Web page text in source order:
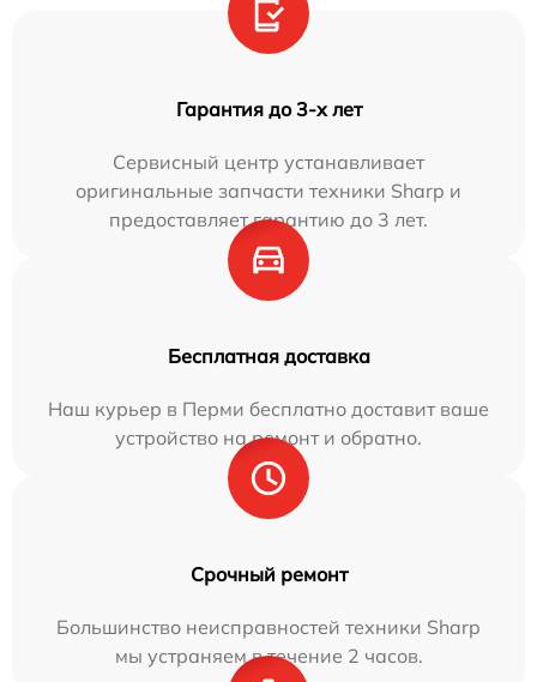
Гарантия до 3-х лет
Сервисный центр устанавливает
оригинальные запчасти техники Sharp и
предоставляет гарантию до 3 лет.
Бесплатная доставка
Наш курьер в Перми бесплатно доставит ваше
устройство на ремонт и обратно.
Срочный ремонт
Большинство неисправностей техники Sharp
мы устраняем в течение 2 часов.